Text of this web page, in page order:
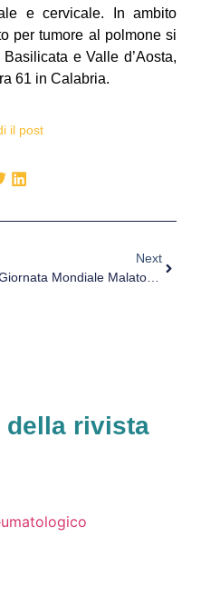
e cervicale. In ambito
per tumore al polmone si
e Valle d’Aosta,
61 in Calabria.
il post
Next
Giornata Mondiale Malato Reumatico, A Roma Screening Gratuiti
rivista